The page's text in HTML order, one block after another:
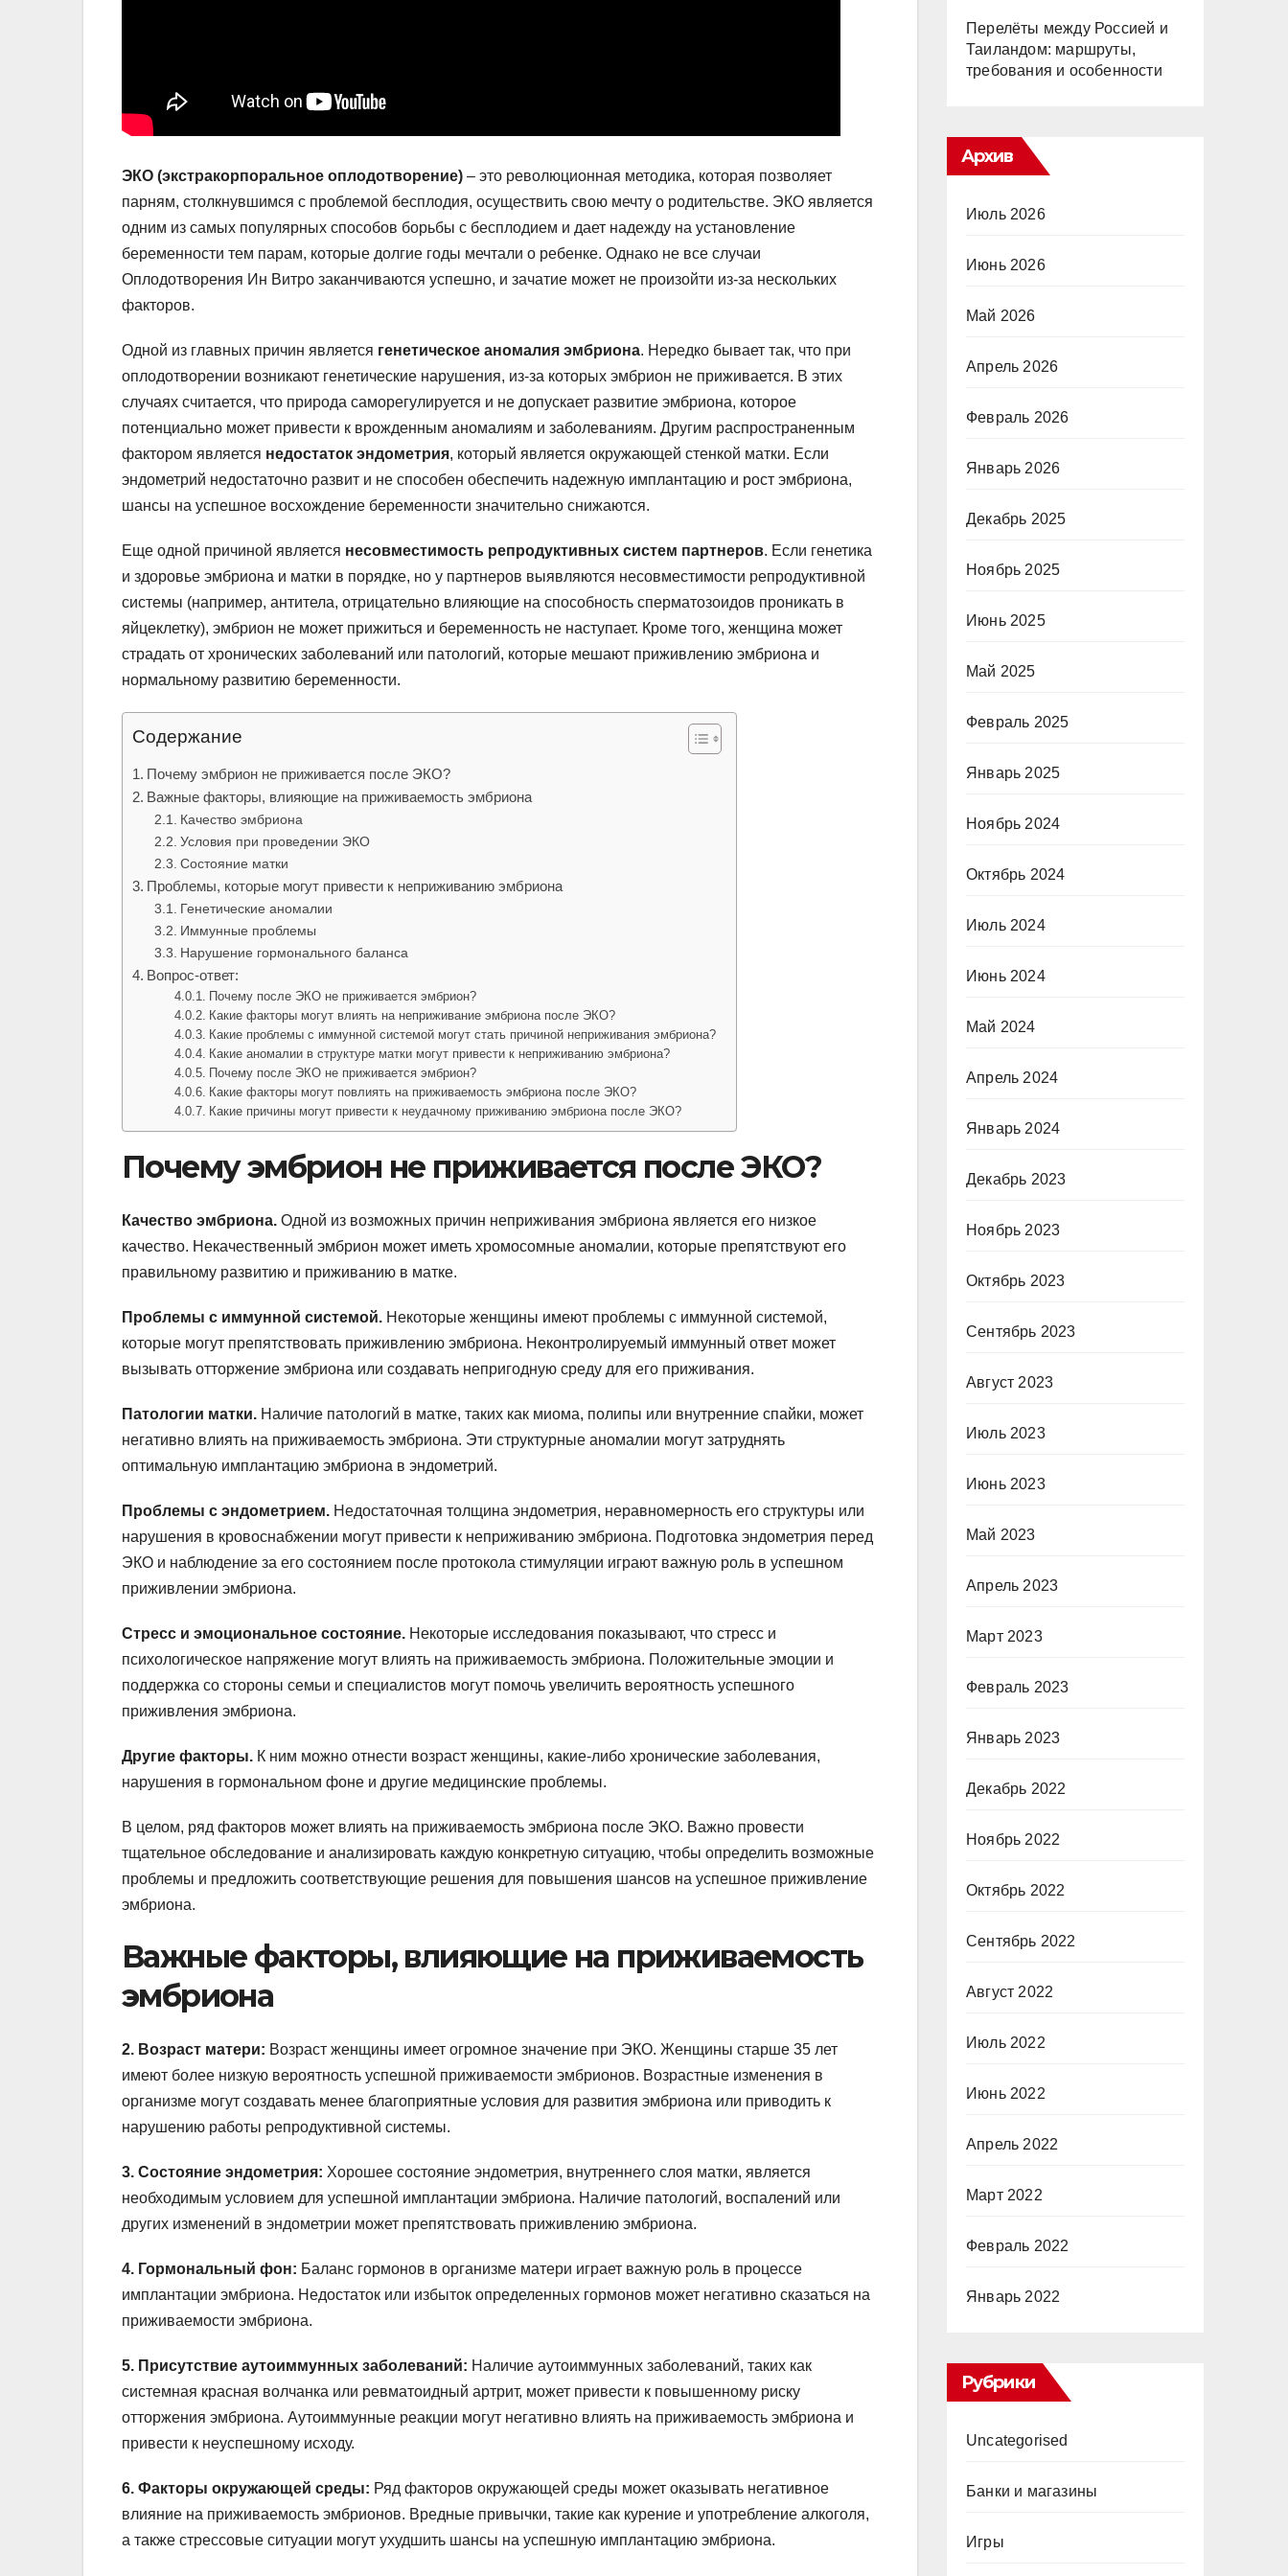
ЭКО (экстракорпоральное оплодотворение) – это революционная методика, которая позволяет
парням, столкнувшимся с проблемой бесплодия, осуществить свою мечту о родительстве. ЭКО является
одним из самых популярных способов борьбы с бесплодием и дает надежду на установление
беременности тем парам, которые долгие годы мечтали о ребенке. Однако не все случаи
Оплодотворения Ин Витро заканчиваются успешно, и зачатие может не произойти из-за нескольких
факторов.
Одной из главных причин является генетическое аномалия эмбриона. Нередко бывает так, что при
оплодотворении возникают генетические нарушения, из-за которых эмбрион не приживается. В этих
случаях считается, что природа саморегулируется и не допускает развитие эмбриона, которое
потенциально может привести к врожденным аномалиям и заболеваниям. Другим распространенным
фактором является недостаток эндометрия, который является окружающей стенкой матки. Если
эндометрий недостаточно развит и не способен обеспечить надежную имплантацию и рост эмбриона,
шансы на успешное восхождение беременности значительно снижаются.
Еще одной причиной является несовместимость репродуктивных систем партнеров. Если генетика
и здоровье эмбриона и матки в порядке, но у партнеров выявляются несовместимости репродуктивной
системы (например, антитела, отрицательно влияющие на способность сперматозоидов проникать в
яйцеклетку), эмбрион не может прижиться и беременность не наступает. Кроме того, женщина может
страдать от хронических заболеваний или патологий, которые мешают приживлению эмбриона и
нормальному развитию беременности.
Содержание
Почему эмбрион не приживается после ЭКО?
Важные факторы, влияющие на приживаемость эмбриона
Качество эмбриона
Условия при проведении ЭКО
Состояние матки
Проблемы, которые могут привести к неприживанию эмбриона
Генетические аномалии
Иммунные проблемы
Нарушение гормонального баланса
Вопрос-ответ:
Почему после ЭКО не приживается эмбрион?
Какие факторы могут влиять на неприживание эмбриона после ЭКО?
Какие проблемы с иммунной системой могут стать причиной неприживания эмбриона?
Какие аномалии в структуре матки могут привести к неприживанию эмбриона?
Почему после ЭКО не приживается эмбрион?
Какие факторы могут повлиять на приживаемость эмбриона после ЭКО?
Какие причины могут привести к неудачному приживанию эмбриона после ЭКО?
Почему эмбрион не приживается после ЭКО?
Качество эмбриона. Одной из возможных причин неприживания эмбриона является его низкое
качество. Некачественный эмбрион может иметь хромосомные аномалии, которые препятствуют его
правильному развитию и приживанию в матке.
Проблемы с иммунной системой. Некоторые женщины имеют проблемы с иммунной системой,
которые могут препятствовать приживлению эмбриона. Неконтролируемый иммунный ответ может
вызывать отторжение эмбриона или создавать непригодную среду для его приживания.
Патологии матки. Наличие патологий в матке, таких как миома, полипы или внутренние спайки, может
негативно влиять на приживаемость эмбриона. Эти структурные аномалии могут затруднять
оптимальную имплантацию эмбриона в эндометрий.
Проблемы с эндометрием. Недостаточная толщина эндометрия, неравномерность его структуры или
нарушения в кровоснабжении могут привести к неприживанию эмбриона. Подготовка эндометрия перед
ЭКО и наблюдение за его состоянием после протокола стимуляции играют важную роль в успешном
приживлении эмбриона.
Стресс и эмоциональное состояние. Некоторые исследования показывают, что стресс и
психологическое напряжение могут влиять на приживаемость эмбриона. Положительные эмоции и
поддержка со стороны семьи и специалистов могут помочь увеличить вероятность успешного
приживления эмбриона.
Другие факторы. К ним можно отнести возраст женщины, какие-либо хронические заболевания,
нарушения в гормональном фоне и другие медицинские проблемы.
В целом, ряд факторов может влиять на приживаемость эмбриона после ЭКО. Важно провести
тщательное обследование и анализировать каждую конкретную ситуацию, чтобы определить возможные
проблемы и предложить соответствующие решения для повышения шансов на успешное приживление
эмбриона.
Важные факторы, влияющие на приживаемость
эмбриона
2. Возраст матери: Возраст женщины имеет огромное значение при ЭКО. Женщины старше 35 лет
имеют более низкую вероятность успешной приживаемости эмбрионов. Возрастные изменения в
организме могут создавать менее благоприятные условия для развития эмбриона или приводить к
нарушению работы репродуктивной системы.
3. Состояние эндометрия: Хорошее состояние эндометрия, внутреннего слоя матки, является
необходимым условием для успешной имплантации эмбриона. Наличие патологий, воспалений или
других изменений в эндометрии может препятствовать приживлению эмбриона.
4. Гормональный фон: Баланс гормонов в организме матери играет важную роль в процессе
имплантации эмбриона. Недостаток или избыток определенных гормонов может негативно сказаться на
приживаемости эмбриона.
5. Присутствие аутоиммунных заболеваний: Наличие аутоиммунных заболеваний, таких как
системная красная волчанка или ревматоидный артрит, может привести к повышенному риску
отторжения эмбриона. Аутоиммунные реакции могут негативно влиять на приживаемость эмбриона и
привести к неуспешному исходу.
6. Факторы окружающей среды: Ряд факторов окружающей среды может оказывать негативное
влияние на приживаемость эмбрионов. Вредные привычки, такие как курение и употребление алкоголя,
а также стрессовые ситуации могут ухудшить шансы на успешную имплантацию эмбриона.
Перелёты между Россией и
Таиландом: маршруты,
требования и особенности
Архив
Июль 2026
Июнь 2026
Май 2026
Апрель 2026
Февраль 2026
Январь 2026
Декабрь 2025
Ноябрь 2025
Июнь 2025
Май 2025
Февраль 2025
Январь 2025
Ноябрь 2024
Октябрь 2024
Июль 2024
Июнь 2024
Май 2024
Апрель 2024
Январь 2024
Декабрь 2023
Ноябрь 2023
Октябрь 2023
Сентябрь 2023
Август 2023
Июль 2023
Июнь 2023
Май 2023
Апрель 2023
Март 2023
Февраль 2023
Январь 2023
Декабрь 2022
Ноябрь 2022
Октябрь 2022
Сентябрь 2022
Август 2022
Июль 2022
Июнь 2022
Апрель 2022
Март 2022
Февраль 2022
Январь 2022
Рубрики
Uncategorised
Банки и магазины
Игры